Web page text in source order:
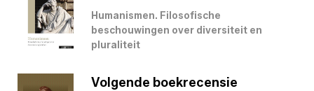
Humanismen. Filosofische
beschouwingen over diversiteit en
pluraliteit
Volgende boekrecensie